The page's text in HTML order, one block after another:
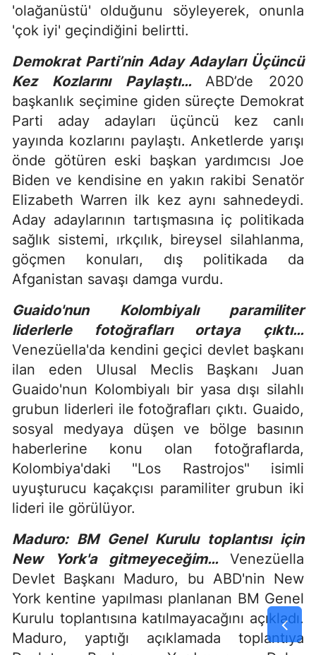
'olağanüstü' olduğunu söyleyerek, onunla
'çok iyi' geçindiğini belirtti.
Demokrat Parti’nin Aday Adayları Üçüncü
Kez Kozlarını Paylaştı… ABD’de 2020
başkanlık seçimine giden süreçte Demokrat
Parti aday adayları üçüncü kez canlı
yayında kozlarını paylaştı. Anketlerde yarışı
önde götüren eski başkan yardımcısı Joe
Biden ve kendisine en yakın rakibi Senatör
Elizabeth Warren ilk kez aynı sahnedeydi.
Aday adaylarının tartışmasına iç politikada
sağlık sistemi, ırkçılık, bireysel silahlanma,
göçmen konuları, dış politikada da
Afganistan savaşı damga vurdu.
Guaido'nun Kolombiyalı paramiliter
liderlerle fotoğrafları ortaya çıktı…
Venezüella'da kendini geçici devlet başkanı
ilan eden Ulusal Meclis Başkanı Juan
Guaido'nun Kolombiyalı bir yasa dışı silahlı
grubun liderleri ile fotoğrafları çıktı. Guaido,
sosyal medyaya düşen ve bölge basının
haberlerine konu olan fotoğraflarda,
Kolombiya'daki "Los Rastrojos" isimli
uyuşturucu kaçakçısı paramiliter grubun iki
lideri ile görülüyor.
Maduro: BM Genel Kurulu toplantısı için
New York'a gitmeyeceğim… Venezüella
Devlet Başkanı Maduro, bu ABD'nin New
York kentine yapılması planlanan BM Genel
Kurulu toplantısına katılmayacağını açıkladı.
Maduro, yaptığı açıklamada toplantıya